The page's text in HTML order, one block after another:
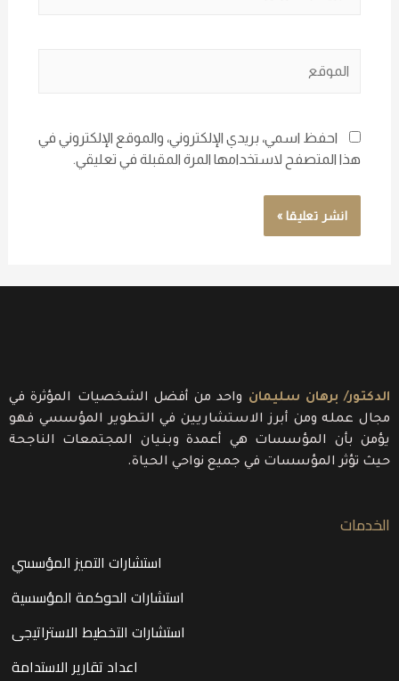
احفظ اسمي، بريدي الإلكتروني، والموقع الإلكتروني في
هذا المتصفح لاستخدامها المرة المقبلة في تعليقي.
الدكتور/ برهان سليمان واحد من أفضل الشخصيات المؤثرة في
مجال عمله ومن أبرز الاستشاريين في التطوير المؤسسي فهو
يؤمن بأن المؤسسات هي أعمدة وبنيان المجتمعات الناجحة
حيث تؤثر المؤسسات في جميع نواحي الحياة.
الخدمات
استشارات التميز المؤسسي
استشارات الحوكمة المؤسسية
استشارات التخطيط الاستراتيجى
اعداد تقارير الاستدامة